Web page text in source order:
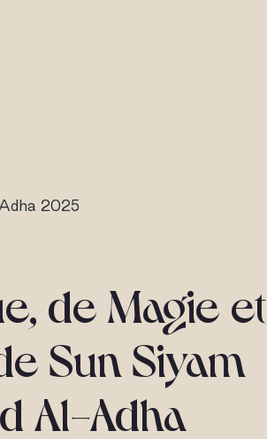
2025
de Magie et
Sun Siyam
Al-Adha